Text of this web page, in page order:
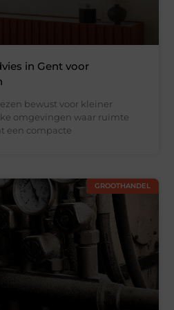
in Gent voor
bewust voor kleiner
omgevingen waar ruimte
een compacte
GROOTHANDEL